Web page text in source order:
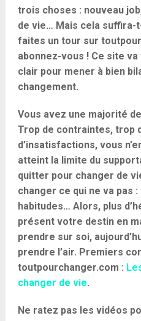
trois choses : nouveau
de vie… Mais cela suffira-
faites un tour sur
abonnez-vous ! Ce site
clair pour mener à bien
changement.
Vous avez une majorité
Trop de contraintes, trop
d’insatisfactions, vous
atteint la limite du
quitter pour changer de
changer ce qui ne va pas
habitudes… Alors, plus
présent votre destin en
prendre sur soi,
prendre l’air. Premiers
toutpourchanger.com :
changer de vie.
Ne ratez pas les vidéos